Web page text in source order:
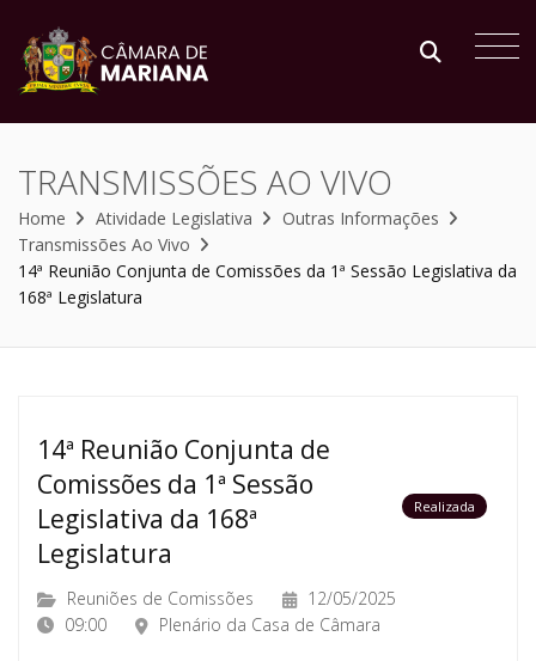
TRANSMISSÕES AO VIVO
Home Atividade Legislativa
Outras Informações
Transmissões Ao Vivo
14ª Reunião Conjunta de Comissões da 1ª Sessão Legislativa da
168ª Legislatura
14ª Reunião Conjunta de
Comissões da 1ª Sessão
Legislativa da 168ª
Legislatura
Realizada
Reuniões de Comissões
12/05/2025
09:00
Plenário da Casa de Câmara